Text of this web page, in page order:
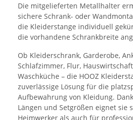
Die mitgelieferten Metallhalter
sichere Schrank- oder
die Kleiderstange individuell
die vorhandene Schrankbreite
Ob Kleiderschrank, Garderobe,
Schlafzimmer, Flur,
Waschküche – die HOOZ
zuverlässige Lösung für die
Aufbewahrung von Kleidung.
Längen und Setgrößen eignet sie
Heimwerker als auch für